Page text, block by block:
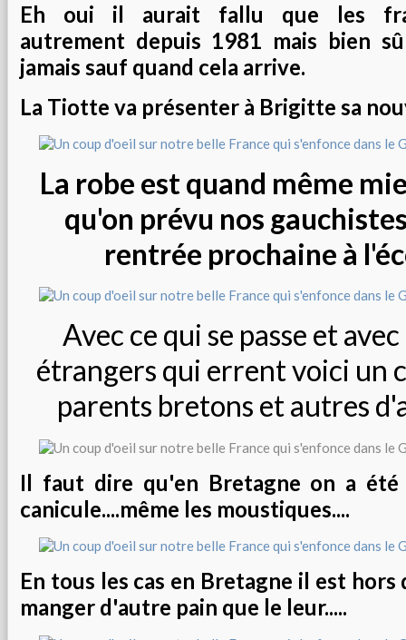
Eh oui il aurait fallu que les
autrement depuis 1981 mais bien
jamais sauf quand cela arrive.
La Tiotte va présenter à Brigitte sa
La robe est quand même
qu'on prévu nos
rentrée prochaine à
Avec ce qui se passe et
étrangers qui errent voici un
parents bretons et autres
Il faut dire qu'en Bretagne on a
canicule....même les moustiques....
En tous les cas en Bretagne il est hors
manger d'autre pain que le leur.....